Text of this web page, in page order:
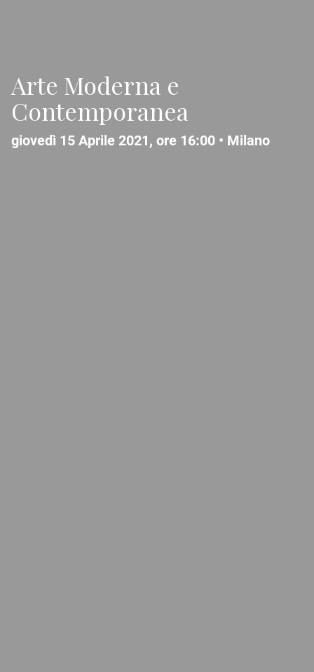
Arte Moderna e
Contemporanea
giovedì 15 Aprile 2021, ore 16:00 • Milano